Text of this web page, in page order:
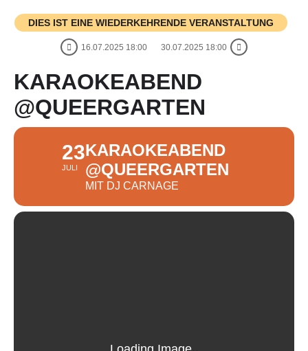
DIES IST EINE WIEDERKEHRENDE VERANSTALTUNG
16.07.2025 18:00 30.07.2025 18:00
KARAOKEABEND
@QUEERGARTEN
23
JULI
KARAOKEABEND
@QUEERGARTEN
MIT DJ CARNAGE